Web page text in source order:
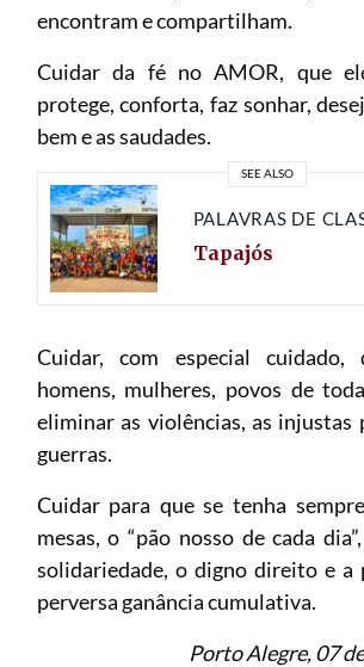
encontram e compartilham.
Cuidar da fé no AMOR, que
protege, conforta, faz sonhar,
bem e as saudades.
SEE ALSO
PALAVRAS DE
Tapajós
Cuidar, com especial
homens, mulheres, povos de
eliminar as violências, as injustas
guerras.
Cuidar para que se tenha
mesas, o “pão nosso de cada
solidariedade, o digno direito e a
perversa ganância cumulativa.
Porto Alegre, 07